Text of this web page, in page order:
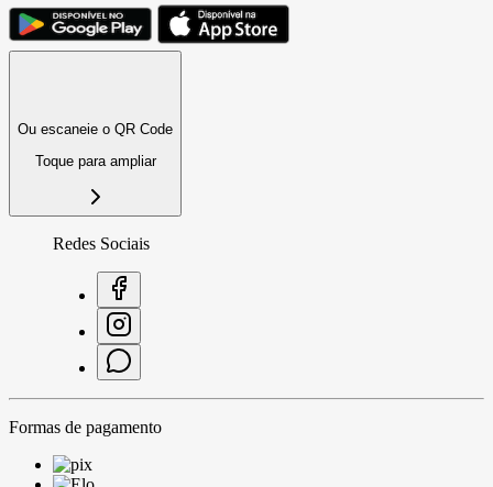
Ou escaneie o QR Code
Toque para ampliar
Redes Sociais
Formas de pagamento